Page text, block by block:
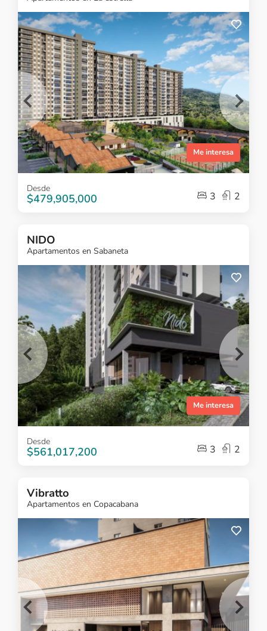
Me interesa
Desde
$479,905,000 3 2
NIDO
Apartamentos en Sabaneta
Me interesa
Desde
$561,017,200 3 2
Vibratto
Apartamentos en Copacabana